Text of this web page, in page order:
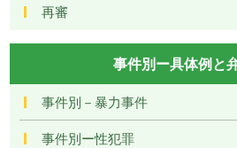
再審
事件別ー具体例と
事件別－暴力事件
事件別ー性犯罪